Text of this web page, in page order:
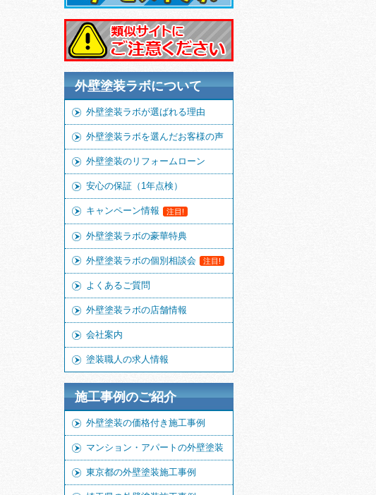
外壁塗装ラボについて
外壁塗装ラボが選ばれる理由
外壁塗装ラボを選んだお客様の声
外壁塗装のリフォームローン
安心の保証（1年点検）
キャンペーン情報 注目!
外壁塗装ラボの豪華特典
外壁塗装ラボの個別相談会 注目!
よくあるご質問
外壁塗装ラボの店舗情報
会社案内
塗装職人の求人情報
施工事例のご紹介
外壁塗装の価格付き施工事例
マンション・アパートの外壁塗装
東京都の外壁塗装施工事例